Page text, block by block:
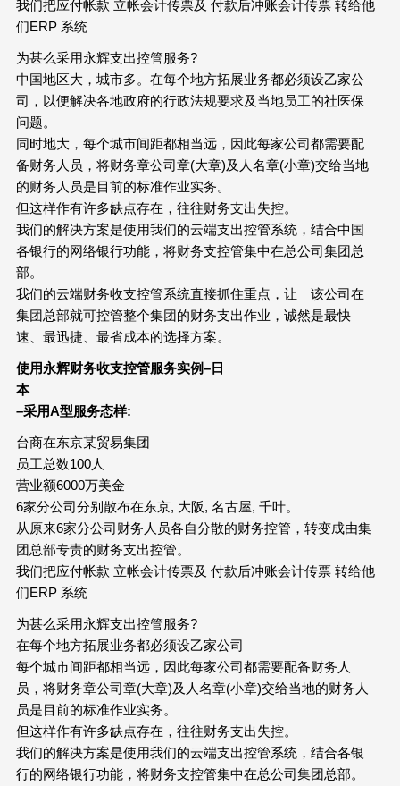
我们把应付帐款 立帐会计传票及 付款后冲账会计传票 转给他
们ERP 系统
为甚么采用永辉支出控管服务?
中国地区大，城市多。在每个地方拓展业务都必须设乙家公
司，以便解决各地政府的行政法规要求及当地员工的社医保
问题。
同时地大，每个城市间距都相当远，因此每家公司都需要配
备财务人员，将财务章公司章(大章)及人名章(小章)交给当地
的财务人员是目前的标准作业实务。
但这样作有许多缺点存在，往往财务支出失控。
我们的解决方案是使用我们的云端支出控管系统，结合中国
各银行的网络银行功能，将财务支控管集中在总公司集团总
部。
我们的云端财务收支控管系统直接抓住重点，让 该公司在
集团总部就可控管整个集团的财务支出作业，诚然是最快
速、最迅捷、最省成本的选择方案。
使用永辉财务收支控管服务实例–日
本
–采用A型服务态样:
台商在东京某贸易集团
员工总数100人
营业额6000万美金
6家分公司分别散布在东京, 大阪, 名古屋, 千叶。
从原来6家分公司财务人员各自分散的财务控管，转变成由集
团总部专责的财务支出控管。
我们把应付帐款 立帐会计传票及 付款后冲账会计传票 转给他
们ERP 系统
为甚么采用永辉支出控管服务?
在每个地方拓展业务都必须设乙家公司
每个城市间距都相当远，因此每家公司都需要配备财务人
员，将财务章公司章(大章)及人名章(小章)交给当地的财务人
员是目前的标准作业实务。
但这样作有许多缺点存在，往往财务支出失控。
我们的解决方案是使用我们的云端支出控管系统，结合各银
行的网络银行功能，将财务支控管集中在总公司集团总部。